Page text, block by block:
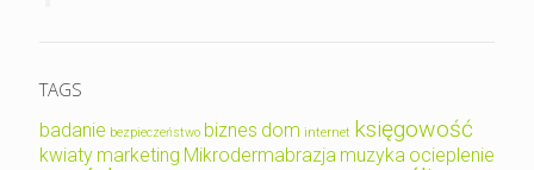
TAGS
badanie bezpieczeństwo biznes dom internet księgowość
kwiaty marketing Mikrodermabrazja muzyka ocieplenie